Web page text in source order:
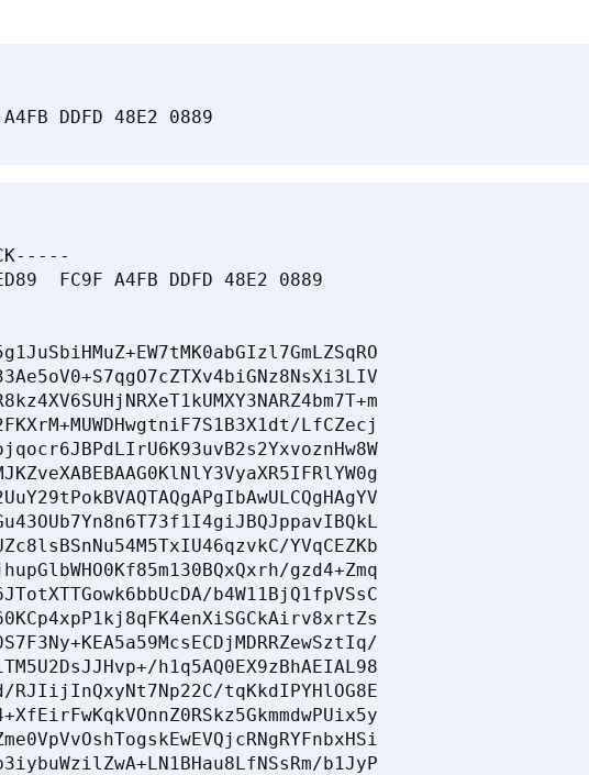
DDFD 48E2 0889
FC9F A4FB DDFD 48E2 0889
LfCZecj
YVqCEZKb
gzd4+Zmq
b4W11BjQ1fpVSsC
h1q5AQ0EX9zBhAEIAL98
RJIijInQxyNt7Np22C/tqKkdIPYHlOG8E
b1JyP